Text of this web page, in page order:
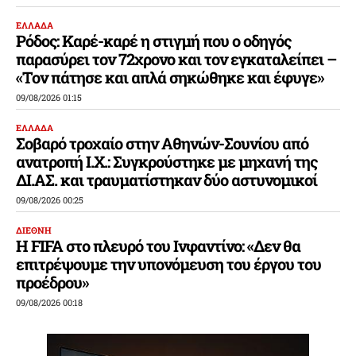
ΕΛΛΑΔΑ
Ρόδος: Καρέ-καρέ η στιγμή που ο οδηγός
παρασύρει τον 72χρονο και τον εγκαταλείπει –
«Τον πάτησε και απλά σηκώθηκε και έφυγε»
09/08/2026 01:15
ΕΛΛΑΔΑ
Σοβαρό τροχαίο στην Αθηνών-Σουνίου από
ανατροπή Ι.Χ.: Συγκρούστηκε με μηχανή της
ΔΙ.ΑΣ. και τραυματίστηκαν δύο αστυνομικοί
09/08/2026 00:25
ΔΙΕΘΝΗ
Η FIFA στο πλευρό του Ινφαντίνο: «Δεν θα
επιτρέψουμε την υπονόμευση του έργου του
προέδρου»
09/08/2026 00:18